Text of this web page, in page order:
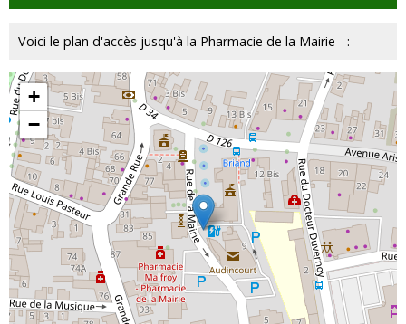
Voici le plan d'accès jusqu'à la Pharmacie de la Mairie - :
+
−